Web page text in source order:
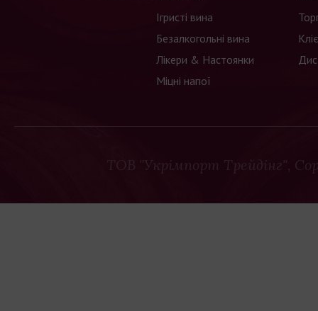
Ігристі вина
Безалкогольні вина
Лікери & Настоянки
Міцні напої
ТОВ "Укрімпорт Трейдінг",